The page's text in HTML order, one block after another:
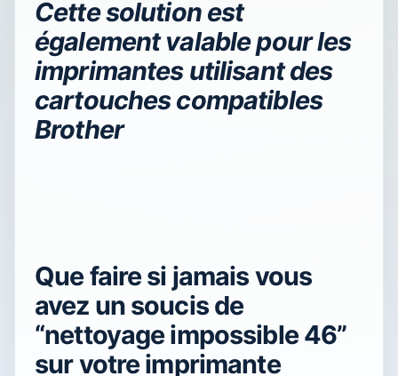
Cette solution est
également valable pour les
imprimantes utilisant des
cartouches compatibles
Brother
Que faire si jamais vous
avez un soucis de
“nettoyage impossible 46”
sur votre imprimante